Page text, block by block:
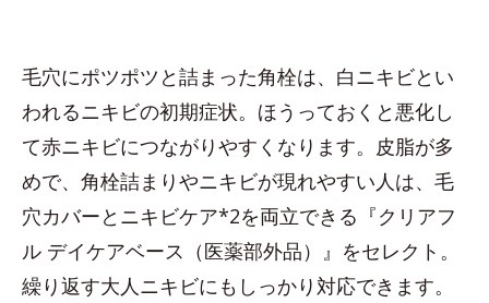
毛穴にポツポツと詰まった角栓は、白ニキビとい
われるニキビの初期症状。ほうっておくと悪化し
て赤ニキビにつながりやすくなります。皮脂が多
めで、角栓詰まりやニキビが現れやすい人は、毛
穴カバーとニキビケア*2を両立できる『クリアフ
ル デイケアベース（医薬部外品）』をセレクト。
繰り返す大人ニキビにもしっかり対応できます。